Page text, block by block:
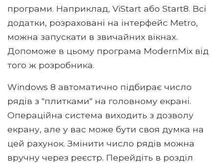
програми. Наприклад, ViStart або Start8. Всі
додатки, розраховані на інтерфейс Metro,
можна запускати в звичайних вікнах.
Допоможе в цьому програма ModernMix від
того ж розробника.
Windows 8 автоматично підбирає число
рядів з "плитками" на головному екрані.
Операційна система виходить з дозволу
екрану, але у вас може бути своя думка на
цей рахунок. Змінити число рядів можна
вручну через реєстр. Перейдіть в розділ